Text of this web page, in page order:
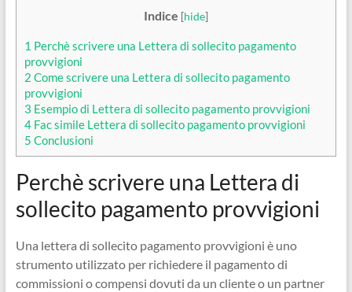
Indice [hide]
1 Perchè scrivere una Lettera di sollecito pagamento
provvigioni
2 Come scrivere una Lettera di sollecito pagamento
provvigioni
3 Esempio di Lettera di sollecito pagamento provvigioni
4Fac simile Lettera di sollecito pagamento provvigioni
5 Conclusioni
Perchè scrivere una Lettera di
sollecito pagamento provvigioni
Una lettera di sollecito pagamento provvigioni è uno
strumento utilizzato per richiedere il pagamento di
commissioni o compensi dovuti da un cliente o un partner